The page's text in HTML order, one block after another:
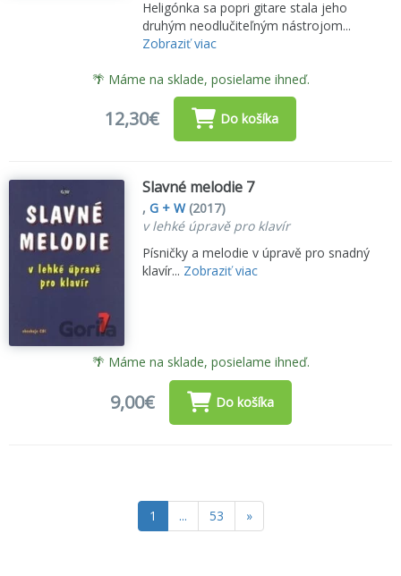
Heligónka sa popri gitare stala jeho
druhým neodlučiteľným nástrojom...
Zobraziť viac
🌴 Máme na sklade, posielame ihneď.
12,30€ Do košíka
Slavné melodie 7
,G + W(2017)
v lehké úpravě pro klavír
Písničky a melodie v úpravě pro snadný
klavír... Zobraziť viac
🌴 Máme na sklade, posielame ihneď.
9,00€ Do košíka
1 ... 53 »